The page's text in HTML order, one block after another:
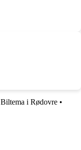
Biltema i Rødovre •